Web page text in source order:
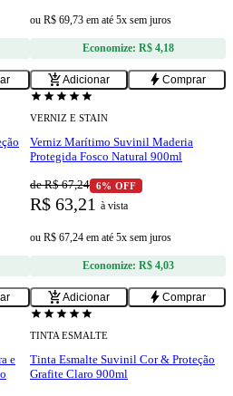
ou R$ 69,73 em até 5x sem juros
Economize: R$ 4,18
add_shopping_cartAdicionar bolt Comprar
confirmation_numberCupom 15% OFF
starstarstarstarstar
VERNIZ E STAIN
Verniz Marítimo Suvinil Maderia
Protegida Fosco Natural 900ml
de R$ 67,24 6% OFF
R$ 63,21 à vista
ou R$ 67,24 em até 5x sem juros
Economize: R$ 4,03
add_shopping_cartAdicionar bolt Comprar
e
confirmation_numberCupom 15% OFF
starstarstarstarstar
TINTA ESMALTE
Tinta Esmalte Suvinil Cor & Proteção
Grafite Claro 900ml